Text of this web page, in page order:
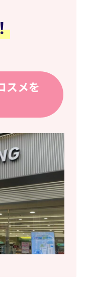
スメを